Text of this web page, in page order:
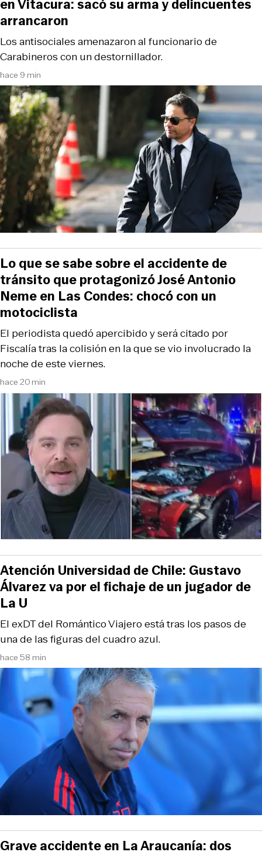
hace 9 min
Los antisociales amenazaron al funcionario de
Carabineros con un destornillador.
en Vitacura: sacó su arma y delincuentes
arrancaron
hace 20 min
El periodista quedó apercibido y será citado por
Fiscalía tras la colisión en la que se vio involucrado la
noche de este viernes.
Lo que se sabe sobre el accidente de
tránsito que protagonizó José Antonio
Neme en Las Condes: chocó con un
motociclista
hace 58 min
El exDT del Romántico Viajero está tras los pasos de
una de las figuras del cuadro azul.
Atención Universidad de Chile: Gustavo
Álvarez va por el fichaje de un jugador de
La U
Grave accidente en La Araucanía: dos